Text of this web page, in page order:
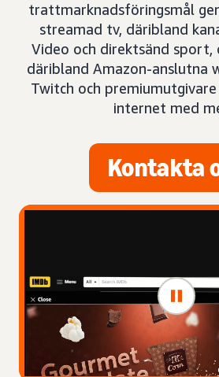
trattmarknadsföringsmål
streamad tv, däribland
Video och direktsänd sport,
däribland Amazon-anslutna
Twitch och
internet med
Kontakta